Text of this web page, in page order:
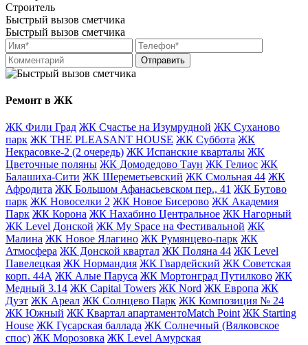
Строитель
Быстрый вызов сметчика
Быстрый вызов сметчика
Отправить
Ремонт в ЖК
ЖК Фили Град ЖК Счастье на Изумрудной ЖК Суханово
парк ЖК THE PLEASANT HOUSE ЖК Суббота ЖК
Некрасовке-2 (2 очередь) ЖК Испанские кварталы ЖК
Цветочные поляны ЖК Домодедово Таун ЖК Гелиос ЖК
Балашиха-Сити ЖК Шереметьевский ЖК Смольная 44 ЖК
Афродита ЖК Большом Афанасьевском пер., 41 ЖК Бутово
парк ЖК Новоселки 2 ЖК Новое Бисерово ЖК Академия
Парк ЖК Корона ЖК Нахабино Центральное ЖК Нагорный
ЖК Level Донской ЖК My Space на Фестивальной ЖК
Малина ЖК Новое Ялагино ЖК Румянцево-парк ЖК
Атмосфера ЖК Донской квартал ЖК Поляна 44 ЖК Level
Павелецкая ЖК Нормандия ЖК Гвардейский ЖК Советская
корп. 44А ЖК Алые Паруса ЖК Мортонград Путилково ЖК
Медный 3.14 ЖК Capital Towers ЖК Nord ЖК Европа ЖК
Дуэт ЖК Ареал ЖК Солнцево Парк ЖК Композиция № 24
ЖК Южный ЖК Квартал апартаментоMatch Point ЖК Starting
House ЖК Гусарская баллада ЖК Солнечный (Вялковское
спос) ЖК Морозовка ЖК Level Амурская